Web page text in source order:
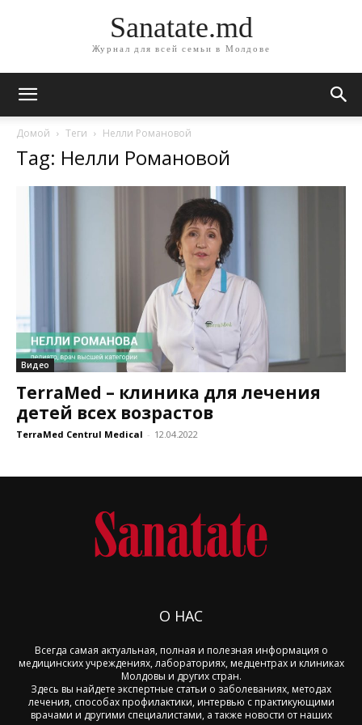
Sanatate.md
Журнал для всей семьи в Молдове
Домой Теги Нелли Романовой
Tag: Нелли Романовой
Видео
TerraMed – клиника для лечения
детей всех возрастов
TerraMed Centrul Medical - 12.04.2022
О НАС
Всегда самая актуальная, полная и полезная информация о
медицинских учреждениях, лабораториях, медцентрах и клиниках
Молдовы и других стран.
Здесь вы найдете экспертные статьи о заболеваниях, методах
лечения, способах профилактики, интервью с практикующими
врачами и другими специалистами, а также новости от наших